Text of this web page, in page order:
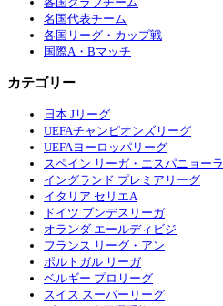
名国代表チーム
各国リーグ・カップ戦
国際A・Bマッチ
カテゴリー
日本 Jリーグ
UEFAチャンピオンズリーグ
UEFAヨーロッパリーグ
スペイン リーガ・エスパニョーラ
イングランド プレミアリーグ
イタリア セリエA
ドイツ ブンデスリーガ
オランダ エールディビジ
フランス リーグ・アン
ポルトガル リーガ
ベルギー プロリーグ
スイス スーパーリーグ